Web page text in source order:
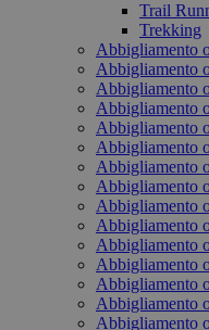
Trail
Trekking
Abbigliamento
Abbigliamento
Abbigliamento
Abbigliamento
Abbigliamento
Abbigliamento
Abbigliamento
Abbigliamento
Abbigliamento
Abbigliamento
Abbigliamento
Abbigliamento
Abbigliamento
Abbigliamento
Abbigliamento